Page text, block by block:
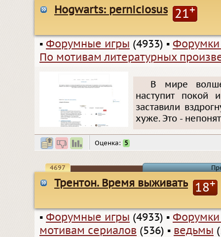
Hogwarts: perniciosus 21+
▪ Форумные игры (4933) ▪
По мотивам литературных
В мире
наступит покой
заставили
хуже. Это -
Оценка: 5
4697
Трентон. Время выживать 18+
▪ Форумные игры (4933) ▪
мотивам сериалов (536) ▪ ведьмы